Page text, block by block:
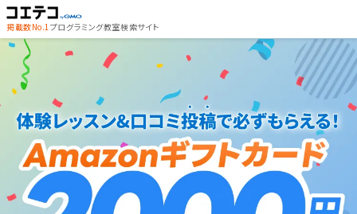
掲載数No.1プログラミング教室検索サイト